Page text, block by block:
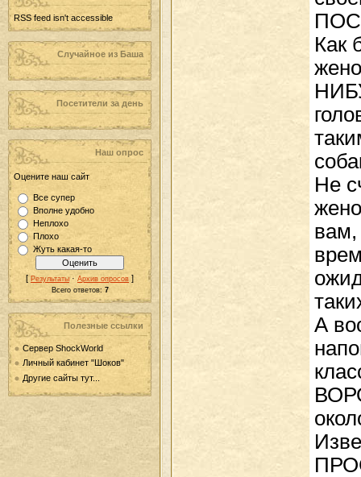
RSS feed isn't accessible
Случайное из Баша
Посетители за день
Наш опрос
Оцените наш сайт
Все супер
Вполне удобно
Неплохо
Плохо
Жуть какая-то
[ Результаты · Архив опросов ]
Всего ответов: 7
Полезные ссылки
Сервер ShockWorld
Личный кабинет "Шоков"
Другие сайты тут...
Как
Не
вам,
А